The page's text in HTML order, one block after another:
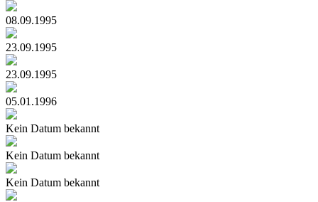
08.09.1995
23.09.1995
23.09.1995
05.01.1996
Kein Datum bekannt
Kein Datum bekannt
Kein Datum bekannt